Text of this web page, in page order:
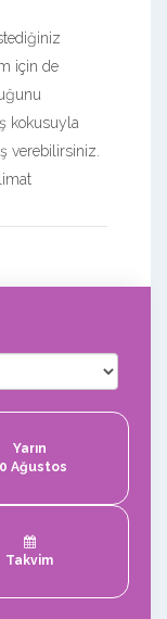
için de
kokusuyla
verebilirsiniz.
Yarın
Ağustos
Takvim